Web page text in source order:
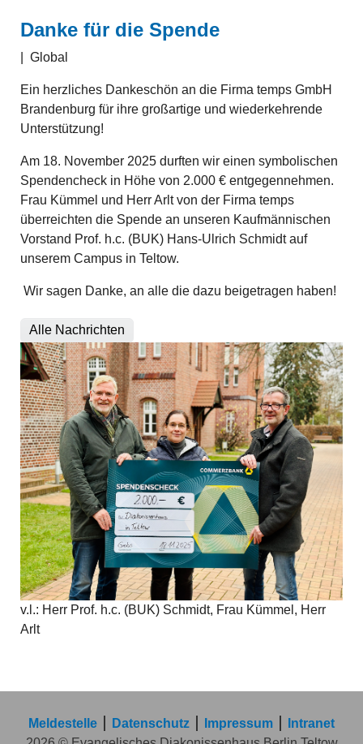
Danke für die Spende
Global
Ein herzliches Dankeschön an die Firma temps GmbH
Brandenburg für ihre großartige und wiederkehrende
Unterstützung!
Am 18. November 2025 durften wir einen symbolischen
Spendencheck in Höhe von 2.000 € entgegennehmen.
Frau Kümmel und Herr Arlt von der Firma temps
überreichten die Spende an unseren Kaufmännischen
Vorstand Prof. h.c. (BUK) Hans-Ulrich Schmidt auf
unserem Campus in Teltow.
Wir sagen Danke, an alle die dazu beigetragen haben!
Alle Nachrichten
v.l.: Herr Prof. h.c. (BUK) Schmidt, Frau Kümmel, Herr
Arlt
Meldestelle Datenschutz Impressum
Intranet